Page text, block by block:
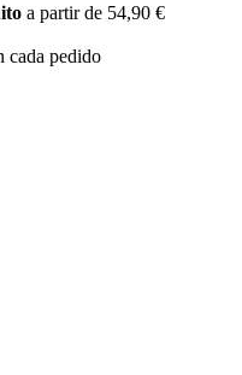
a partir de 54,90 €
cada pedido